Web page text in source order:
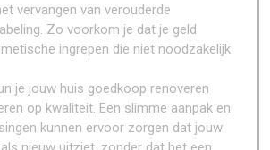
vervangen van verouderde
Zo voorkom je dat je geld
ingrepen die niet noodzakelijk
je jouw huis goedkoop renoveren
op kwaliteit. Een slimme aanpak en
kunnen ervoor zorgen dat jouw